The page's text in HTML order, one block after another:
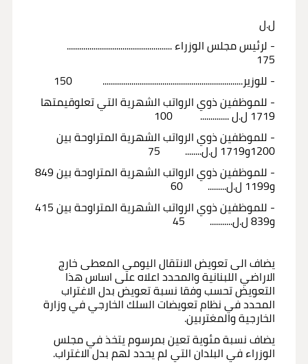
ل.ل
- لرئيس مجلس الوزراء ...................................................
175
- للوزير.................................................................... 150
- للموظفين ذوي الرواتب الشهرية التي تعلوقيمتها
1719 ل.ل .............. 100
- للموظفين ذوي الرواتب الشهرية المتراوحة بين
1200و1719 ل.ل........ 75
- للموظفين ذوي الرواتب الشهرية المتراوحة بين 849
و1199 ل.ل......... 60
- للموظفين ذوي الرواتب الشهرية المتراوحة بين 415
و839 ل.ل........... 45
يضاف الى تعويض الانتقال اليومي المعطى خارج
الاراضي اللبنانية والمحدد اعلاه على اساس هذا
التعويض تحسب وفقا نسبة تعويض بدل الاغتراب
المحدد في نظام تعويضات السلك الخارجي في وزارة
الخارجية والمغتربين.
يضاف نسبة مئوية تعين بمرسوم يتخذ في مجلس
الوزراء في البلدان التي لم يحدد لهم بدل الاغتراب.